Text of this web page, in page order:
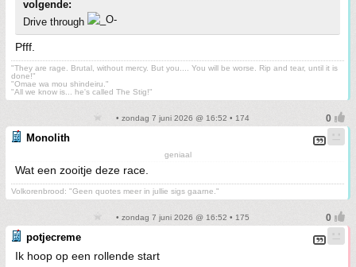
volgende:
Drive through
Pfff.
"They are rage. Brutal, without mercy. But you.... You will be worse. Rip and tear, until it is
done!"
"Omae wa mou shindeiru."
"All we know is... he's called The Stig!"
• zondag 7 juni 2026 @ 16:52 • 174
Monolith
geniaal
Wat een zooitje deze race.
Volkorenbrood: "Geen quotes meer in jullie sigs gaarne."
• zondag 7 juni 2026 @ 16:52 • 175
potjecreme
Ik hoop op een rollende start